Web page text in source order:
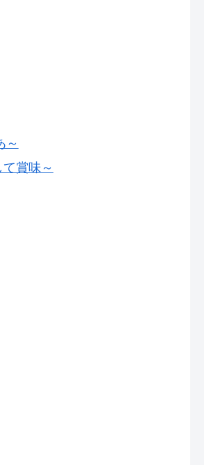
～
賞味～